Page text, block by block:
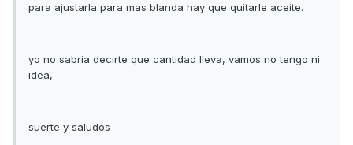
para ajustarla para mas blanda hay que quitarle aceite.
yo no sabria decirte que cantidad lleva, vamos no tengo ni
idea,
suerte y saludos